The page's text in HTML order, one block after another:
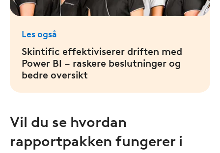
Les også
Skintific effektiviserer driften med
Power BI – raskere beslutninger og
bedre oversikt
Vil du se hvordan
rapportpakken fungerer i